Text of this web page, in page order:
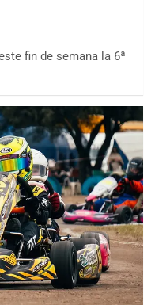
fin de semana la 6ª